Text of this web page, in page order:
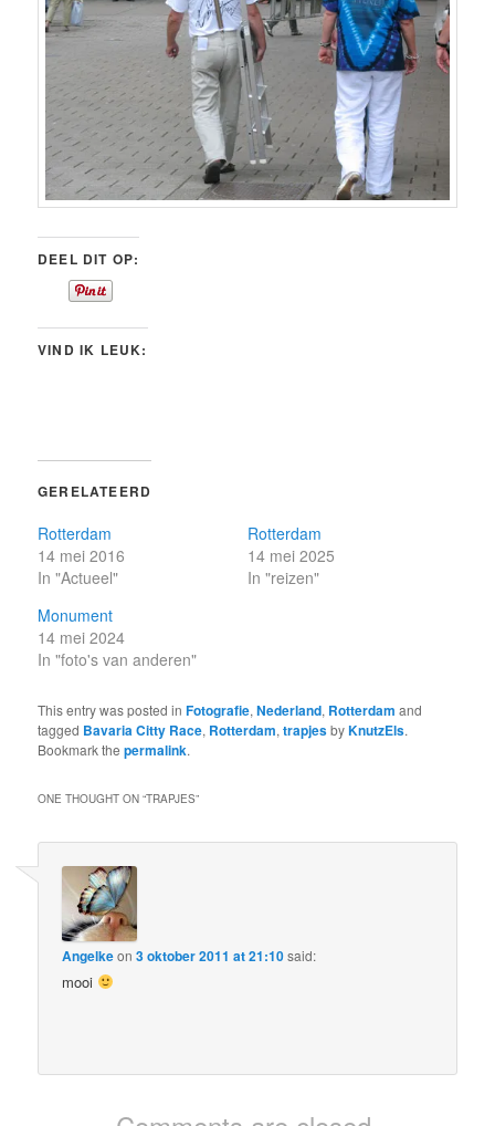
DEEL DIT OP:
VIND IK LEUK:
GERELATEERD
Rotterdam
14 mei 2016
In "Actueel"
Rotterdam
14 mei 2025
In "reizen"
Monument
14 mei 2024
In "foto's van anderen"
This entry was posted inFotografie,Nederland, Rotterdam and
tagged Bavaria Citty Race, Rotterdam,trapjesbyKnutzEls.
Bookmark thepermalink.
ONE THOUGHT ON “TRAPJES”
Angelkeon3 oktober 2011 at 21:10said:
mooi